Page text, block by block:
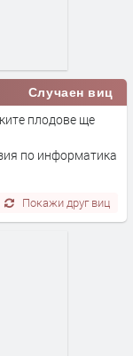
Случаен виц
плодове ще
Покажи друг виц